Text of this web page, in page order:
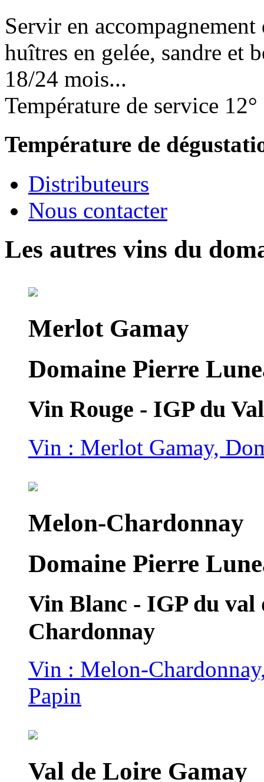
Servir en
huîtres en gelée, sandre et
18/24 mois...
Température de service 12°
Température de
Distributeurs
Nous contacter
Les autres vins du
Merlot Gamay
Domaine Pierre
Vin Rouge - IGP du
Vin : Merlot Gamay,
Melon-Chardonnay
Domaine Pierre
Vin Blanc - IGP du
Chardonnay
Vin : Melon-
Papin
Val de Loire Gamay